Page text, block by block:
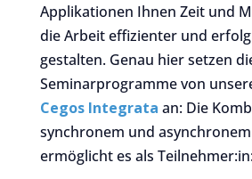
Applikationen Ihnen Zeit und
die Arbeit effizienter und
gestalten. Genau hier setzen
Seminarprogramme von
Cegos Integrata an: Die
synchronem und
ermöglicht es als